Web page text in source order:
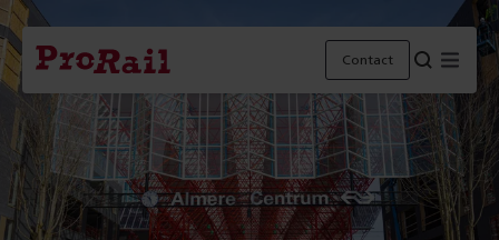
Navigatie
Homepage
ProRail
Contact Menu